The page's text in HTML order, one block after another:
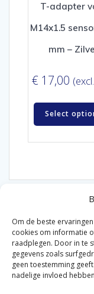
Om de beste
cookies om informatie
raadplegen. Door in te
gegevens zoals
geen toestemming
nadelige invloed
T-adapter
M14x1.5
mm –
€ 17,00
Select
© 2026 Van